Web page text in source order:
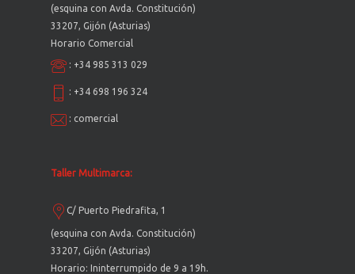
(esquina con Avda. Constitución)
33207, Gijón (Asturias)
Horario Comercial
: +34 985 313 029
: +34 698 196 324
: comercial
Taller Multimarca:
C/ Puerto Piedrafita, 1
(esquina con Avda. Constitución)
33207, Gijón (Asturias)
Horario: Ininterrumpido de 9 a 19h.